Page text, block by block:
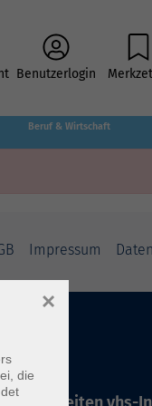
Benutzerlogin
Beruf & Wirtschaft
Impressum
die
×